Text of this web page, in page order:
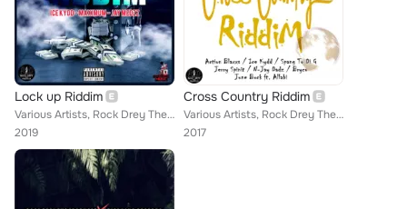
Lock up Riddim
Various Artists, Rock Drey The Producer, Jay Medz, Ice Kydd, Maximum
2019
Cross Country Riddim
Various Artists, Rock Drey The Producer, Action Blaxx, Bryco, Ice Kydd, N-Jay Dadz, Spang To Di G, Jerry Spinit, June Buck feat....
2017